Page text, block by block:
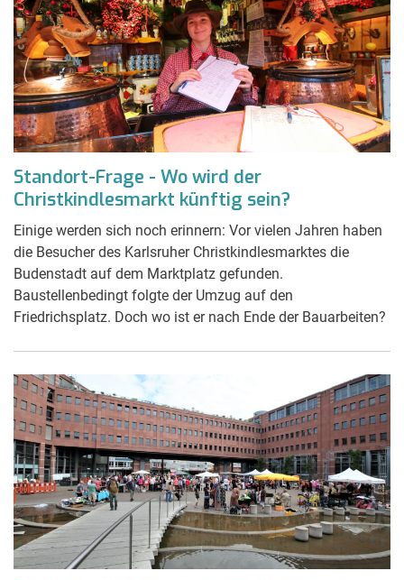
Standort-Frage - Wo wird der
Christkindlesmarkt künftig sein?
Einige werden sich noch erinnern: Vor vielen Jahren haben
die Besucher des Karlsruher Christkindlesmarktes die
Budenstadt auf dem Marktplatz gefunden.
Baustellenbedingt folgte der Umzug auf den
Friedrichsplatz. Doch wo ist er nach Ende der Bauarbeiten?